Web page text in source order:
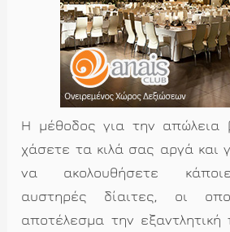
Η μέθοδος για την απώλεια
χάσετε τα κιλά σας αργά και
να ακολουθήσετε
αυστηρές δίαιτες, οι
αποτέλεσμα την εξαντλητική